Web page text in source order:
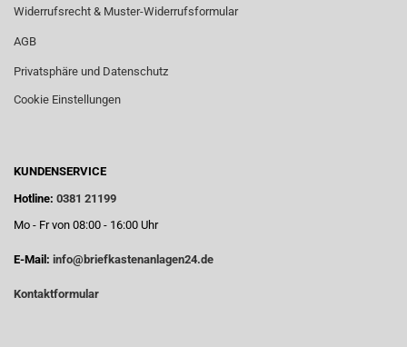
Widerrufsrecht & Muster-Widerrufsformular
AGB
Privatsphäre und Datenschutz
Cookie Einstellungen
KUNDENSERVICE
Hotline: 0381 21199
Mo - Fr von 08:00 - 16:00 Uhr
E-Mail: info@briefkastenanlagen24.de
Kontaktformular